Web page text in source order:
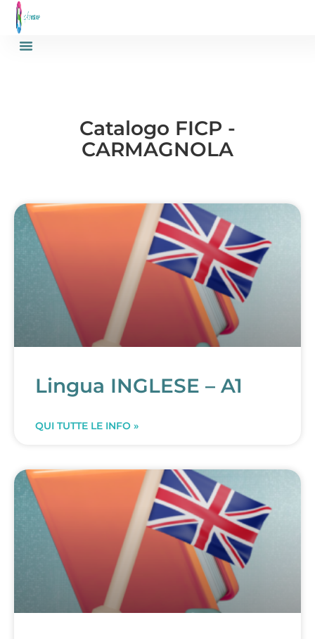
Catalogo FICP -
CARMAGNOLA
Lingua INGLESE – A1
QUI TUTTE LE INFO »